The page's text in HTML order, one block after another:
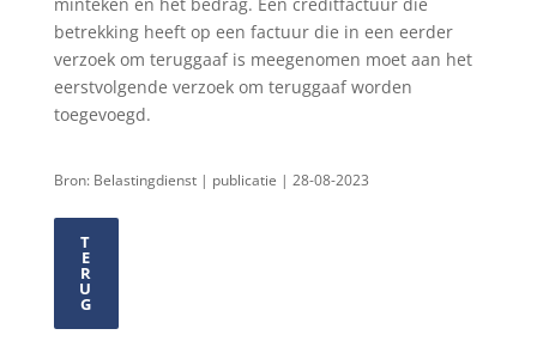
betrekking heeft op een factuur die in een eerder
verzoek om teruggaaf is meegenomen moet aan het
eerstvolgende verzoek om teruggaaf worden
toegevoegd.
Bron: Belastingdienst | publicatie | 28-08-2023
T
E
R
U
G